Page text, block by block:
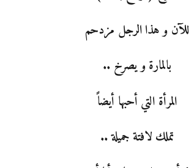
للآن و هذا الرجل مزدحم
بالمارة و يصرخ ..
المرأة التي أحبها أيضاً
تملك لافتة جميلة ..